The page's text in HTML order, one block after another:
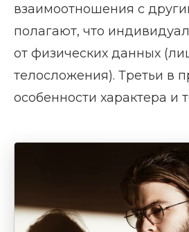
взаимоотношения с
полагают, что
от физических данных
телосложения). Третьи в
особенности характера и